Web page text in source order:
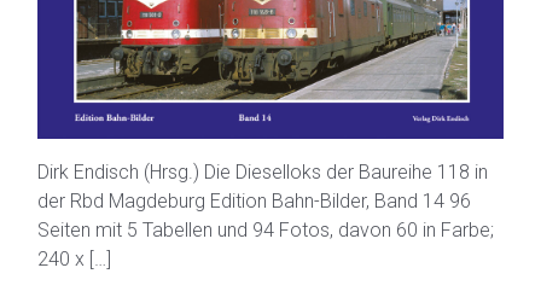
Dirk Endisch (Hrsg.) Die Dieselloks der Baureihe 118 in
der Rbd Magdeburg Edition Bahn-Bilder, Band 14 96
Seiten mit 5 Tabellen und 94 Fotos, davon 60 in Farbe;
240 x […]